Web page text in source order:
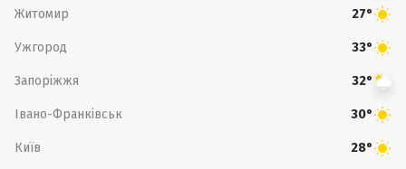
Житомир 27°
Ужгород 33°
Запоріжжя 32°
Івано-Франківськ 30°
Київ 28°